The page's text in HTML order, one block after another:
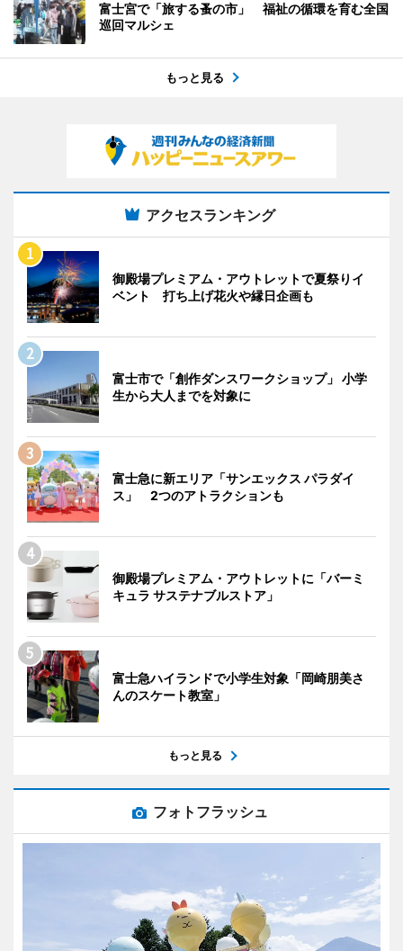
富士宮で「旅する蚤の市」 福祉の循環を育む全国
巡回マルシェ
もっと見る
アクセスランキング
御殿場プレミアム・アウトレットで夏祭りイ
ベント 打ち上げ花火や縁日企画も
富士市で「創作ダンスワークショップ」 小学
生から大人までを対象に
富士急に新エリア「サンエックス パラダイ
ス」 2つのアトラクションも
御殿場プレミアム・アウトレットに「バーミ
キュラ サステナブルストア」
富士急ハイランドで小学生対象「岡崎朋美さ
んのスケート教室」
もっと見る
フォトフラッシュ